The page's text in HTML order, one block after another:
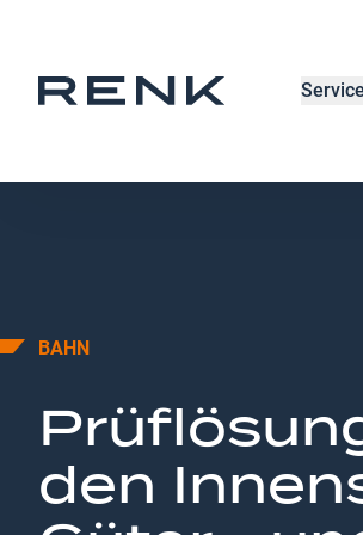
Service
BAHN
den